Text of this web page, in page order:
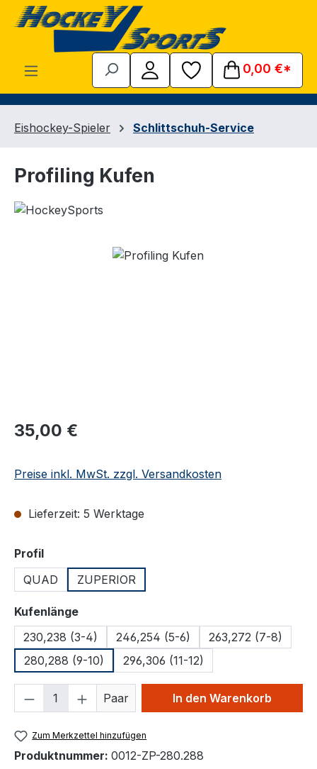
Zum Hauptinhalt springen
0,00 €*
Eishockey-Spieler Schlittschuh-Service
Profiling Kufen
Bildergalerie überspringen
Regulärer Preis:
35,00 €
Preise inkl. MwSt. zzgl. Versandkosten
Lieferzeit: 5 Werktage
Profilauswählen
QUAD
ZUPERIOR
Kufenlängeauswählen
230,238 (3-4)
246,254 (5-6)
263,272 (7-8)
280,288 (9-10)
296,306 (11-12)
Produkt Anzahl: Gib den
Paar In den Warenkorb
Zum Merkzettel hinzufügen
Produktnummer: 0012-ZP-280.288